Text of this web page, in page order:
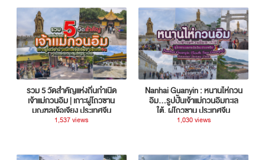
รวม 5 วัดสำคัญแห่งถิ่นกำเนิด
เจ้าแม่กวนอิม | เกาะผู่โถวซาน
มณฑลเจ้อเจียง ประเทศจีน
1,537 views
Nanhai Guanyin : หนานไห่กวน
อิม...รูปปั้นเจ้าแม่กวนอิมทะเล
ใต้, ผู่โถวซาน ประเทศจีน
1,030 views